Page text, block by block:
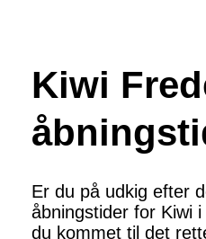
Kiwi
Er du på udkig efter
åbningstider for Kiwi
du kommet til det